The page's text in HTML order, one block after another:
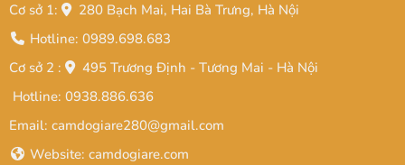
Cơ sở 1:
280 Bạch Mai, Hai Bà Trưng, Hà Nội
Hotline: 0989.698.683
Cơ sở 2 :
495 Trương Định - Tương Mai - Hà Nội
Hotline: 0938.886.636
Email: camdogiare280@gmail.com
Website: camdogiare.com